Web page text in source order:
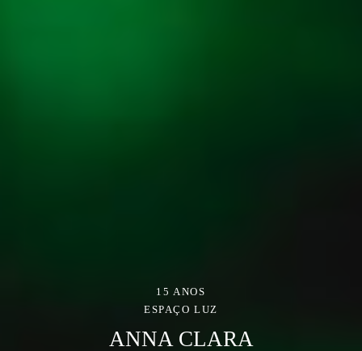
15 ANOS
ESPAÇO LUZ
ANNA CLARA